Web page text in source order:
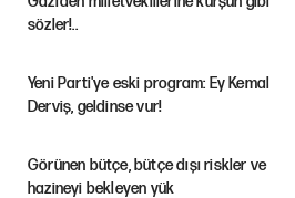
sözler!..
Yeni Parti'ye eski program: Ey Kemal
Derviş, geldinse vur!
Görünen bütçe, bütçe dışı riskler ve
hazineyi bekleyen yük